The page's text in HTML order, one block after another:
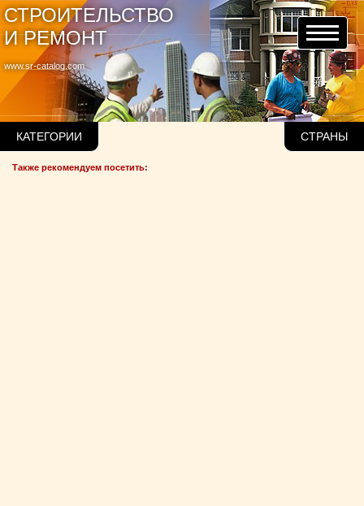
www.sr-catalog.com
СТРОИТЕЛЬСТВО
И РЕМОНТ
КАТЕГОРИИ СТРАНЫ
Также рекомендуем посетить: